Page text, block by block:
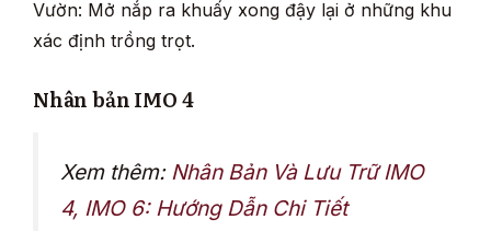
Vườn: Mở nắp ra khuấy xong đậy lại ở những khu
xác định trồng trọt.
Nhân bản IMO 4
Xem thêm: Nhân Bản Và Lưu Trữ IMO
4, IMO 6: Hướng Dẫn Chi Tiết